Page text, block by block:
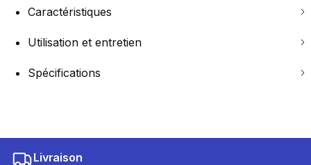
Caractéristiques
Utilisation et entretien
Spécifications
Livraison